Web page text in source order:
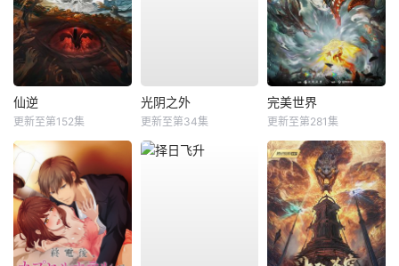
仙逆
更新至第152集
光阴之外
更新至第34集
完美世界
更新至第281集